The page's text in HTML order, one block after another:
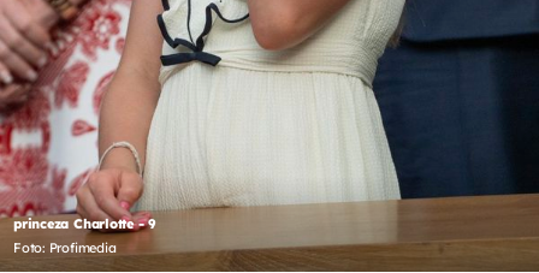
princeza Charlotte - 9
Foto: Profimedia